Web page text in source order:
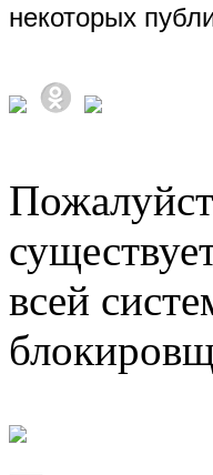
некоторых
всей